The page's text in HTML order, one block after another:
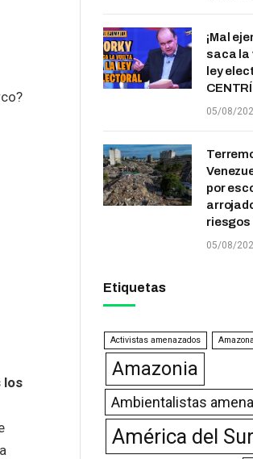
los
¡Mal
saca la
ley
05/08/
por
riesgos
05/08/
Etiquetas
Activistas amenazados
Amazonia
Ambientalistas
América del Sur